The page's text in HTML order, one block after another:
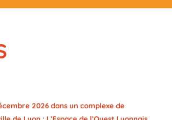
2026 dans un complexe de